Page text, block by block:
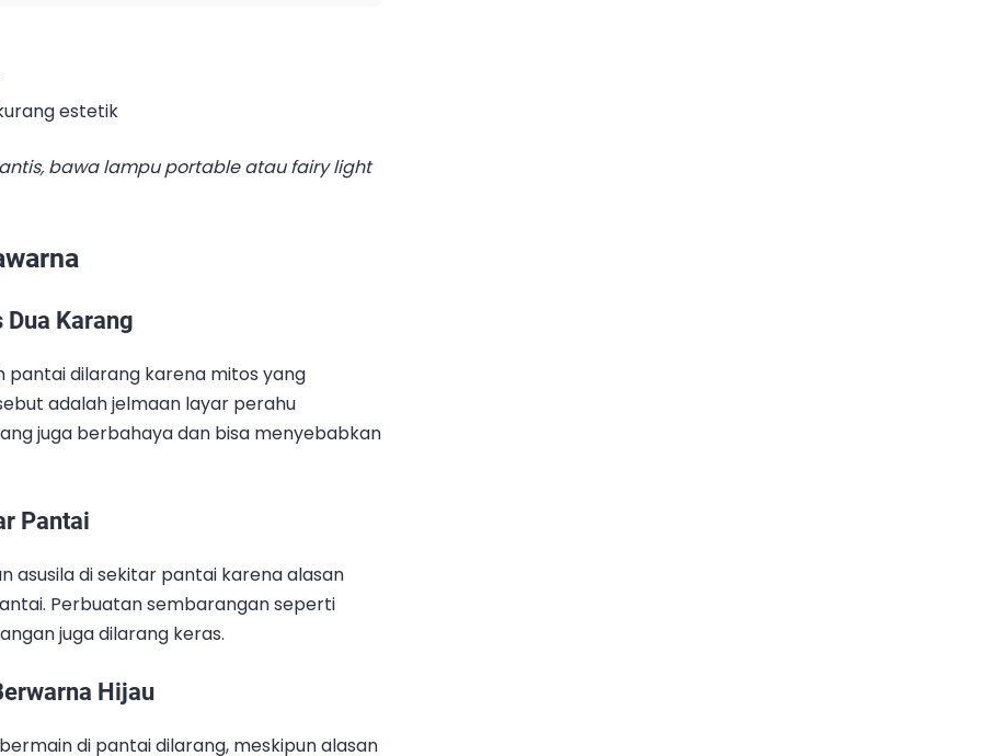
estetik
bawa lampu portable atau fairy light
Karang
pantai dilarang karena mitos yang
adalah jelmaan layar perahu
juga berbahaya dan bisa menyebabkan
Pantai
asusila di sekitar pantai karena alasan
Perbuatan sembarangan seperti
juga dilarang keras.
Hijau
di pantai dilarang, meskipun alasan